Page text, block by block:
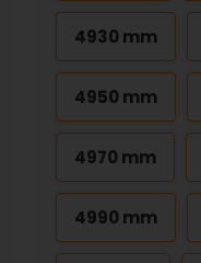
4930 mm
4950 mm
4970 mm
4990 mm